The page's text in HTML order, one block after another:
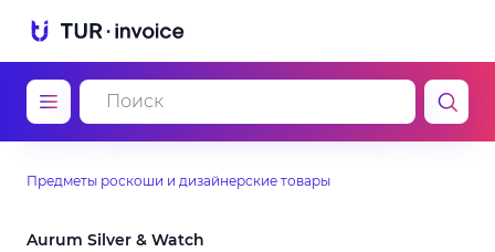
Предметы роскоши и дизайнерские товары
Aurum Silver & Watch